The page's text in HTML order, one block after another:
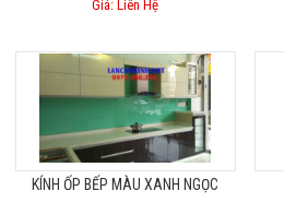
Giá: Liên Hệ
KÍNH ỐP BẾP MÀU XANH NGỌC